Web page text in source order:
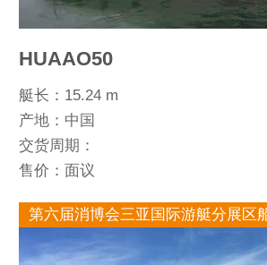
HUAAO50
艇长：15.24 m
产地：中国
交货周期：
售价：面议
第六届消博会三亚国际游艇分展区